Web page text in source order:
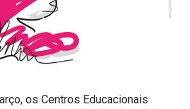
os Centros Educacionais